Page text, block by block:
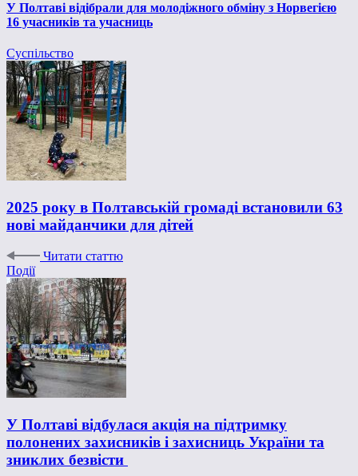
У Полтаві відібрали для молодіжного обміну з Норвегією
16 учасників та учасниць
Суспільство
2025 року в Полтавській громаді встановили 63
нові майданчики для дітей
Читати статтю
Події
У Полтаві відбулася акція на підтримку
полонених захисників і захисниць України та
зниклих безвісти